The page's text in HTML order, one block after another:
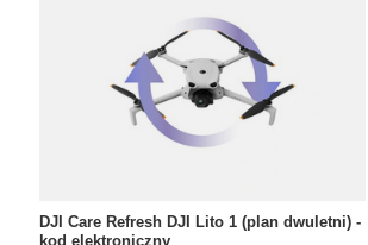
DJI Care Refresh DJI Lito 1 (plan dwuletni) -
kod elektroniczny